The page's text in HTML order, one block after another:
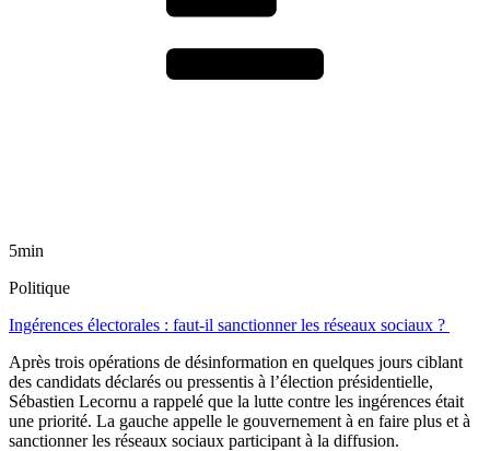
5min
Politique
Ingérences électorales : faut-il sanctionner les réseaux sociaux ?
Après trois opérations de désinformation en quelques jours ciblant
des candidats déclarés ou pressentis à l’élection présidentielle,
Sébastien Lecornu a rappelé que la lutte contre les ingérences était
une priorité. La gauche appelle le gouvernement à en faire plus et à
sanctionner les réseaux sociaux participant à la diffusion.